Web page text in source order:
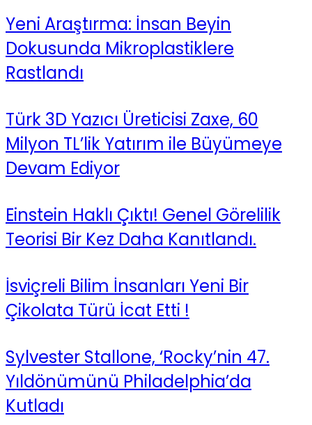
Yeni Araştırma: İnsan Beyin
Dokusunda Mikroplastiklere
Rastlandı
Türk 3D Yazıcı Üreticisi Zaxe, 60
Milyon TL’lik Yatırım ile Büyümeye
Devam Ediyor
Einstein Haklı Çıktı! Genel Görelilik
Teorisi Bir Kez Daha Kanıtlandı.
İsviçreli Bilim İnsanları Yeni Bir
Çikolata Türü İcat Etti !
Sylvester Stallone, ‘Rocky’nin 47.
Yıldönümünü Philadelphia’da
Kutladı